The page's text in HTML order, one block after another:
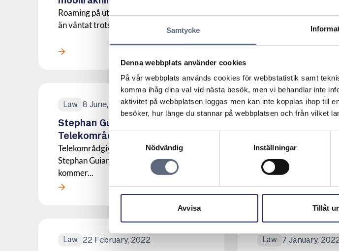
Samtycke
Denna webbplats använder cookies
På vår webbplats används cookies för webbstatistik samt
komma ihåg dina val vid nästa besök, men vi behandlar inte
aktivitet på webbplatsen loggas men kan inte kopplas ihop till
besöker, hur länge du stannar på webbplatsen och från vilket
Samtyckesval
Nödvändig
Inställningar
Avvisa Tillåt
Roaming på utlandsresan kan bli dyrare
än väntat trots avtal om...
Läs mer om denna Press
Nya lagen om
kommunikation ökar
Law 8 June, 2022
Stephan Guiance ny vd för
Telekområdgivarna
Telekområdgivarnas styrelse har utsett
Stephan Guiance till ny vd. Stephan
kommer...
Läs mer om denna Press
Services, Consulting
Efter att ha noterat en
klagomål på
Läs mer om denna
Law 22 February, 2022 Law 7 January,